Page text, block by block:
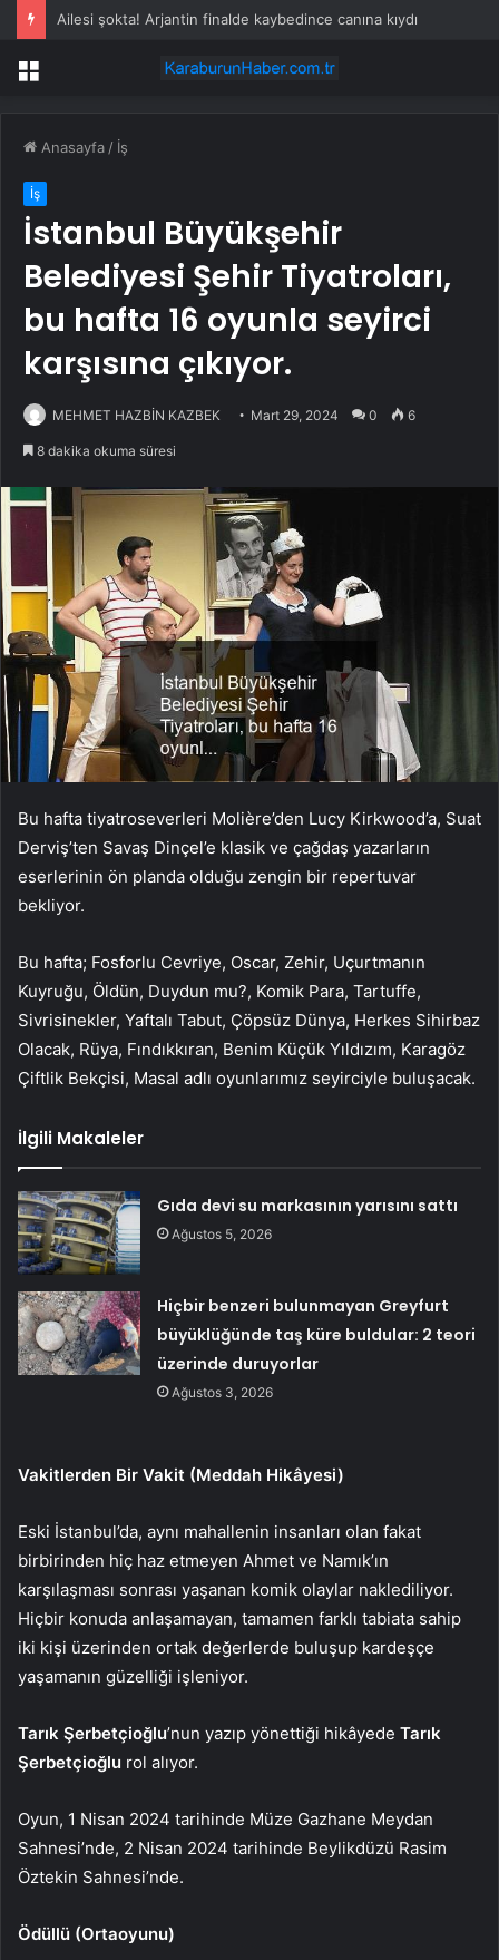
Ailesi şokta! Arjantin finalde kaybedince canına kıydı
Menü
Anasayfa / İş
İş
İstanbul Büyükşehir
Belediyesi Şehir Tiyatroları,
bu hafta 16 oyunla seyirci
karşısına çıkıyor.
MEHMET HAZBİN KAZBEK Mart 29, 2024 0 6
8 dakika okuma süresi
Bu hafta tiyatroseverleri Molière’den Lucy Kirkwood’a, Suat
Derviş’ten Savaş Dinçel’e klasik ve çağdaş yazarların
eserlerinin ön planda olduğu zengin bir repertuvar
bekliyor.
Bu hafta; Fosforlu Cevriye, Oscar, Zehir, Uçurtmanın
Kuyruğu, Öldün, Duydun mu?, Komik Para, Tartuffe,
Sivrisinekler, Yaftalı Tabut, Çöpsüz Dünya, Herkes Sihirbaz
Olacak, Rüya, Fındıkkıran, Benim Küçük Yıldızım, Karagöz
Çiftlik Bekçisi, Masal adlı oyunlarımız seyirciyle buluşacak.
İlgili Makaleler
Gıda devi su markasının yarısını sattı
Ağustos 5, 2026
Hiçbir benzeri bulunmayan Greyfurt
büyüklüğünde taş küre buldular: 2 teori
üzerinde duruyorlar
Ağustos 3, 2026
Vakitlerden Bir Vakit (Meddah Hikâyesi)
Eski İstanbul’da, aynı mahallenin insanları olan fakat
birbirinden hiç haz etmeyen Ahmet ve Namık’ın
karşılaşması sonrası yaşanan komik olaylar naklediliyor.
Hiçbir konuda anlaşamayan, tamamen farklı tabiata sahip
iki kişi üzerinden ortak değerlerde buluşup kardeşçe
yaşamanın güzelliği işleniyor.
Tarık Şerbetçioğlu’nun yazıp yönettiği hikâyede Tarık
Şerbetçioğlu rol alıyor.
Oyun, 1 Nisan 2024 tarihinde Müze Gazhane Meydan
Sahnesi’nde, 2 Nisan 2024 tarihinde Beylikdüzü Rasim
Öztekin Sahnesi’nde.
Ödüllü (Ortaoyunu)